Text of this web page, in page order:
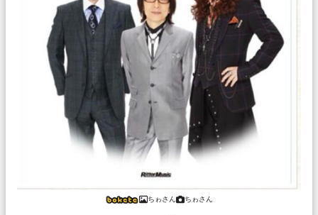
ちゎさん ちゎさん